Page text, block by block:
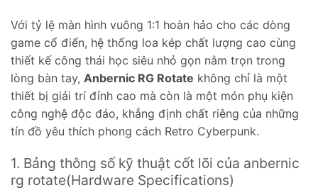
Với tỷ lệ màn hình vuông 1:1 hoàn hảo cho các dòng
game cổ điển, hệ thống loa kép chất lượng cao cùng
thiết kế công thái học siêu nhỏ gọn nằm trọn trong
lòng bàn tay, Anbernic RG Rotate không chỉ là một
thiết bị giải trí đỉnh cao mà còn là một món phụ kiện
công nghệ độc đáo, khẳng định chất riêng của những
tín đồ yêu thích phong cách Retro Cyberpunk.
1. Bảng thông số kỹ thuật cốt lõi của anbernic
rg rotate(Hardware Specifications)